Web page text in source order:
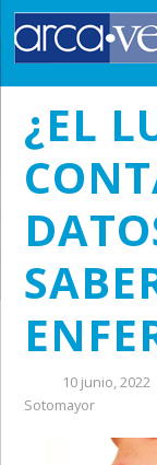
¿EL
10 junio, 2022
Sotomayor